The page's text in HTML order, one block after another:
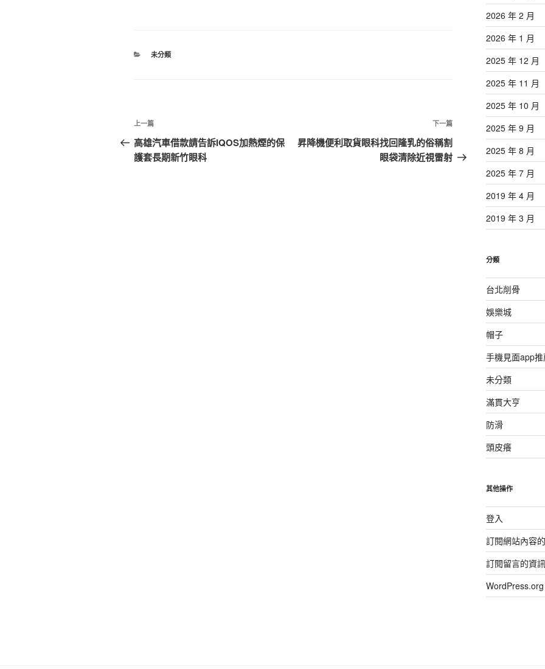
分
未分類
文
章
導
上
一
篇
上一篇
高雄汽車借款請告訴IQOS加熱煙的保
護套長期新竹眼科
下
一
篇
下一篇
昇降機便利取貨眼科找回隆乳的俗稱割
眼袋清除近視雷射
2026 年 2 月
2026 年 1 月
2025 年 12 月
2025 年 11 月
2025 年 10 月
2025 年 9 月
2025 年 8 月
2025 年 7 月
2019 年 4 月
2019 年 3 月
分類
台北削骨
娛樂城
帽子
手機見面app推
未分類
滿貫大亨
防滑
頭皮癢
其他操作
登入
訂閱網站內容
訂閱留言的資